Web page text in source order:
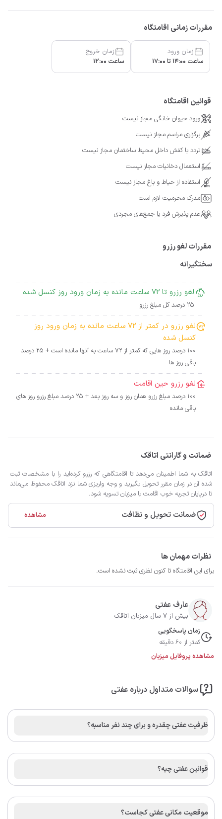
مقررات زمانی اقامتگاه
زمان ورود
ساعت 14:00 تا 17:00
زمان خروج
ساعت 12:00
قوانین اقامتگاه
ورود حیوان خانگی مجاز نیست
برگزاری مراسم مجاز نیست
تردد با کفش داخل محیط ساختمان مجاز نیست
استعمال دخانیات مجاز نیست
استفاده از حیاط و باغ مجاز نیست
مدرک محرمیت لازم است
عدم پذیرش فرد یا جمع‌های مجردی
مقررات لغو رزرو
سختگیرانه
لغو رزرو تا 72 ساعت مانده به زمان ورود روز کنسل شده
25 درصد کل مبلغ رزرو
لغو رزرو در کمتر از 72 ساعت مانده به زمان ورود روز
کنسل شده
100 درصد روز هایی که کمتر از 72 ساعت به آنها مانده است + 25 درصد
باقی روز ها
لغو رزرو حین اقامت
100 درصد مبلغ رزرو همان روز و سه روز بعد + 25 درصد مبلغ رزرو روز های
باقی مانده
ضمانت و گارانتی اتاقک
اتاقک به شما اطمینان می‌دهد تا اقامتگاهی که رزرو کرده‌اید را با مشخصات ثبت
شده آن در زمان مقرر تحویل بگیرید و وجه واریزی شما نزد اتاقک محفوظ می‌ماند
تا درپایان تجربه خوب اقامت با میزبان تسویه شود.
ضمانت تحویل و نظافت مشاهده
نظرات مهمان ها
برای این اقامتگاه تا کنون نظری ثبت نشده است.
عارف عفتی
بیش از 7 سال میزبان اتاقک
زمان پاسخگویی
کمتر از 60 دقیقه
مشاهده پروفایل میزبان
سوالات متداول درباره عفتی
ظرفیت عفتی چقدره و برای چند نفر مناسبه؟
قوانین عفتی چیه؟
موقعیت مکانی عفتی کجاست؟